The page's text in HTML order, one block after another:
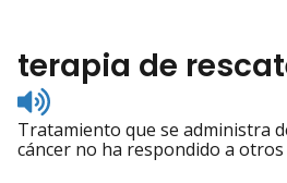
terapia de
Listen
to
pronunciation
Tratamiento que se administra
cáncer no ha respondido a